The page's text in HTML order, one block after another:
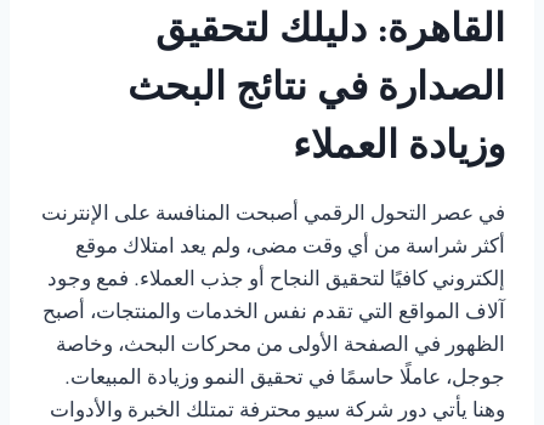
القاهرة: دليلك لتحقيق
الصدارة في نتائج البحث
وزيادة العملاء
في عصر التحول الرقمي أصبحت المنافسة على الإنترنت
أكثر شراسة من أي وقت مضى، ولم يعد امتلاك موقع
إلكتروني كافيًا لتحقيق النجاح أو جذب العملاء. فمع وجود
آلاف المواقع التي تقدم نفس الخدمات والمنتجات، أصبح
الظهور في الصفحة الأولى من محركات البحث، وخاصة
جوجل، عاملًا حاسمًا في تحقيق النمو وزيادة المبيعات.
وهنا يأتي دور شركة سيو محترفة تمتلك الخبرة والأدوات